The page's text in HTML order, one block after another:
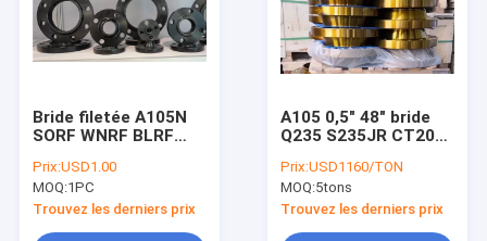
Bride filetée A105N
SORF WNRF BLRF
Flanges de SWRF
Prix:USD1.00
MOQ:1PC
Trouvez les derniers prix
A105 0,5" 48" bride
Q235 S235JR CT20
augmentée par cou
de Weldind
Prix:USD1160/TON
MOQ:5tons
Trouvez les derniers prix